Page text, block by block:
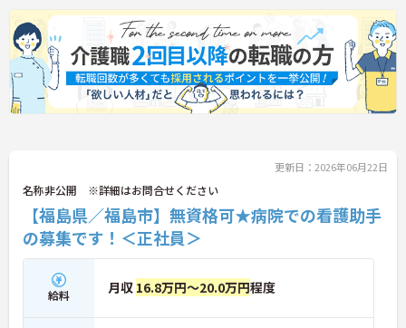
更新日：2026年06月22日
名称非公開 ※詳細はお問合せください
【福島県／福島市】無資格可★病院での看護助手
の募集です！＜正社員＞
給料 月収 16.8万円～20.0万円程度